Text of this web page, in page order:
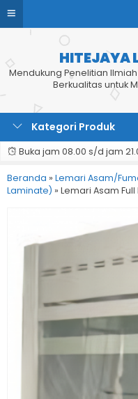
HITEJAYA
Mendukung Penelitian
Berkualitas untuk
Kategori Produk
Buka jam 08.00 s/d jam
Beranda » Lemari Asam/
Laminate) » Lemari Asam Full